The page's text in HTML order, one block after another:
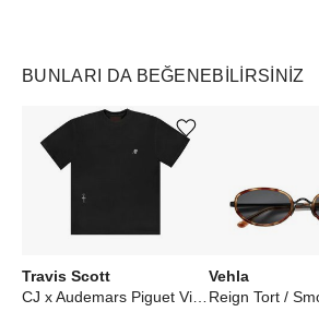
BUNLARI DA BEĞENEBILIRSINIZ
Travis Scott
CJ x Audemars Piguet Vintage Tee Black
Ürünü istek listesine ekle veya listeden çıkar
Vehla
Reign Tort /